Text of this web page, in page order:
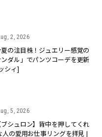
2, 2026
夏の注目株！ジュエリー感覚の
ンダル」でパンツコーデを更新
シィ]
5, 2026
ブシュロン】背中を押してくれ
人の愛用お仕事リングを拝見 |